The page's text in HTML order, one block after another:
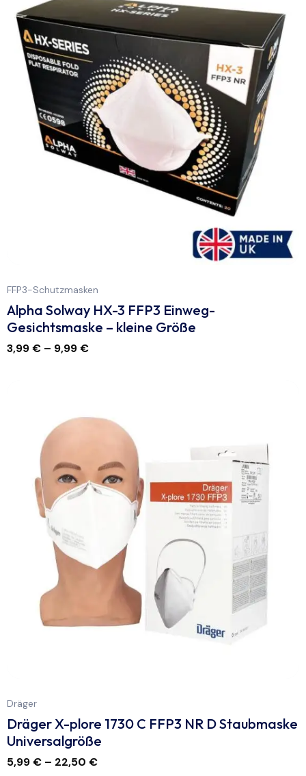
FFP3-Schutzmasken
Alpha Solway HX-3 FFP3 Einweg-
Gesichtsmaske – kleine Größe
3,99€ – 9,99€
Dräger
Dräger X-plore 1730 C FFP3 NR D Staubmaske
Universalgröße
5,99€ – 22,50 €